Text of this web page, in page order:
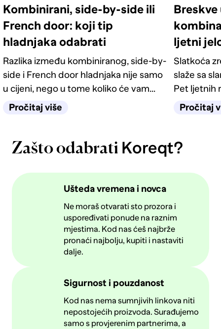
Kombinirani, side-by-side ili
French door: koji tip
hladnjaka odabrati
Razlika između kombiniranog, side-by-
side i French door hladnjaka nije samo
u cijeni, nego u tome koliko će vam
život u kuhinji biti jednostavan
Pročitaj više
ljetni
Slatkoća
slaže sa
Pet ljetnih
kategorije
Pročitaj
Zašto odabrati Koreqt?
Ušteda vremena i novca
Ne moraš otvarati sto prozora i
uspoređivati ponude na raznim
mjestima. Kod nas ćeš najbrže
pronaći najbolju, kupiti i nastaviti
dalje.
Sigurnost i pouzdanost
Kod nas nema sumnjivih linkova niti
nepostojećih proizvoda. Surađujemo
samo s provjerenim partnerima, a